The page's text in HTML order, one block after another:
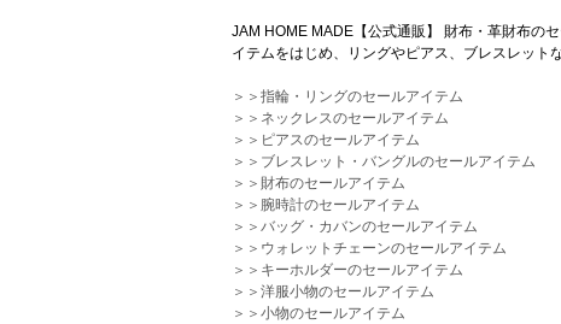
JAM HOME MADE【公式通販】 財布・革財布の
イテムをはじめ、リングやピアス、ブレスレット
＞＞指輪・リングのセールアイテム
＞＞ネックレスのセールアイテム
＞＞ピアスのセールアイテム
＞＞ブレスレット・バングルのセールアイテム
＞＞財布のセールアイテム
＞＞腕時計のセールアイテム
＞＞バッグ・カバンのセールアイテム
＞＞ウォレットチェーンのセールアイテム
＞＞キーホルダーのセールアイテム
＞＞洋服小物のセールアイテム
＞＞小物のセールアイテム